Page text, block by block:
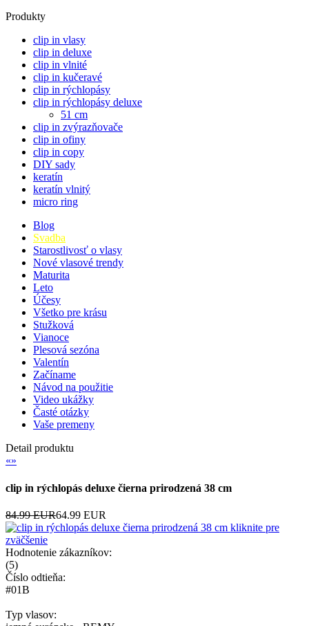
Produkty
clip in vlasy
clip in deluxe
clip in vlnité
clip in kučeravé
clip in rýchlopásy
clip in rýchlopásy deluxe
51 cm
clip in zvýrazňovače
clip in ofiny
clip in copy
DIY sady
keratín
keratín vlnitý
micro ring
Blog
Svadba
Starostlivosť o vlasy
Nové vlasové trendy
Maturita
Leto
Účesy
Všetko pre krásu
Stužková
Vianoce
Plesová sezóna
Valentín
Začíname
Návod na použitie
Video ukážky
Časté otázky
Vaše premeny
Detail produktu
«»
clip in rýchlopás deluxe čierna prirodzená 38 cm
84.99 EUR64.99 EUR
kliknite pre
zväčšenie
Hodnotenie zákazníkov:
(5)
Číslo odtieňa:
#01B
Typ vlasov: